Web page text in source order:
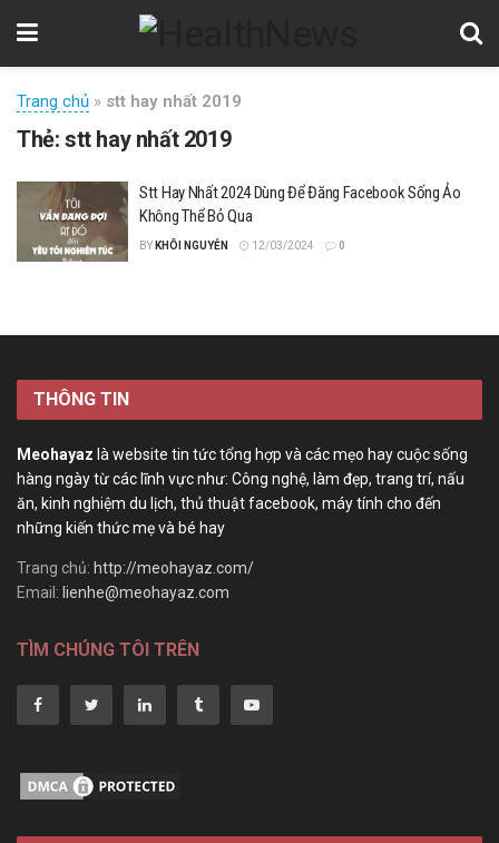
Trang chủ » stt hay nhất 2019
Thẻ:stt hay nhất 2019
Stt Hay Nhất 2024 Dùng Để Đăng Facebook Sống Ảo
Không Thể Bỏ Qua
BY KHÔI NGUYỄN 12/03/2024 0
THÔNG TIN
Meohayaz là website tin tức tổng hợp và các mẹo hay cuộc sống
hàng ngày từ các lĩnh vực như: Công nghệ, làm đẹp, trang trí, nấu
ăn, kinh nghiệm du lịch, thủ thuật facebook, máy tính cho đến
những kiến thức mẹ và bé hay
Trang chủ: http://meohayaz.com/
Email: lienhe@meohayaz.com
TÌM CHÚNG TÔI TRÊN